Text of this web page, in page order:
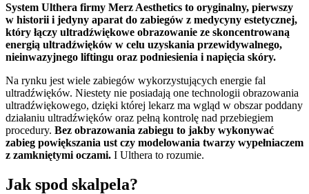
System Ulthera firmy Merz Aesthetics to oryginalny, pierwszy
w historii i jedyny aparat do zabiegów z medycyny estetycznej,
który łączy ultradźwiękowe obrazowanie ze skoncentrowaną
energią ultradźwięków w celu uzyskania przewidywalnego,
nieinwazyjnego liftingu oraz podniesienia i napięcia skóry.
Na rynku jest wiele zabiegów wykorzystujących energie fal
ultradźwięków. Niestety nie posiadają one technologii obrazowania
ultradźwiękowego, dzięki której lekarz ma wgląd w obszar poddany
działaniu ultradźwięków oraz pełną kontrolę nad przebiegiem
procedury. Bez obrazowania zabiegu to jakby wykonywać
zabieg powiększania ust czy modelowania twarzy wypełniaczem
z zamkniętymi oczami. I Ulthera to rozumie.
Jak spod skalpela?